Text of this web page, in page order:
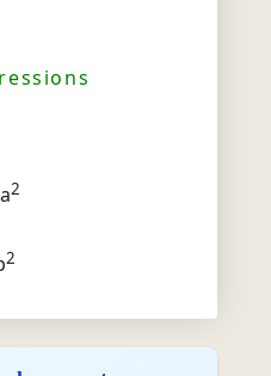
2
2